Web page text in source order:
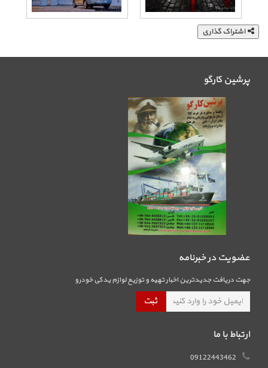
اشتراک گذاری
پرشین کارگو
عضویت در خبرنامه
جهت دریافت جدیدترین اخبار تهیه و توزیع لوازم یدکی خودرو
ارتباط با ما
09122443462